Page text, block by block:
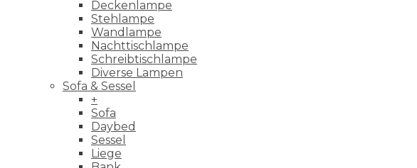
Deckenlampe
Stehlampe
Wandlampe
Nachttischlampe
Schreibtischlampe
Diverse Lampen
Sofa & Sessel
+
Sofa
Daybed
Sessel
Liege